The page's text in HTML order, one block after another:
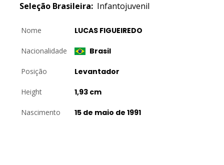
Seleção Brasileira: Infantojuvenil
Nome LUCAS FIGUEIREDO
Nacionalidade Brasil
Posição Levantador
Height 1,93 cm
Nascimento 15 de maio de 1991